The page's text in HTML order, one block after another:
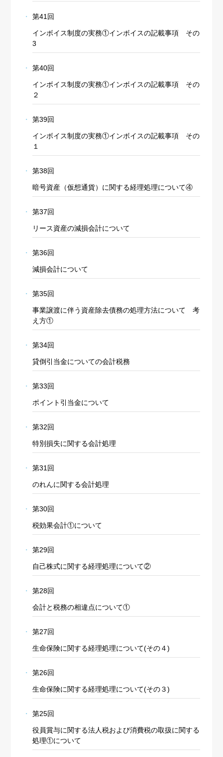
第41回
インボイス制度の実務①インボイスの記載事項 その
3
第40回
インボイス制度の実務①インボイスの記載事項 その
２
第39回
インボイス制度の実務①インボイスの記載事項 その
１
第38回
暗号資産（仮想通貨）に関する経理処理について④
第37回
リース資産の減損会計について
第36回
減損会計について
第35回
事業譲渡に伴う資産除去債務の処理方法について 考
え方①
第34回
貸倒引当金についての会計税務
第33回
ポイント引当金について
第32回
特別損失に関する会計処理
第31回
のれんに関する会計処理
第30回
税効果会計①について
第29回
自己株式に関する経理処理について②
第28回
会計と税務の相違点について①
第27回
生命保険に関する経理処理について(その４)
第26回
生命保険に関する経理処理について(その３)
第25回
役員賞与に関する法人税および消費税の取扱に関する
処理①について